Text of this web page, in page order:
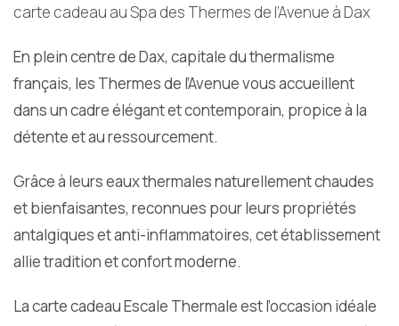
carte cadeau au Spa des Thermes de l’Avenue à Dax
En plein centre de Dax, capitale du thermalisme
français, les Thermes de l’Avenue vous accueillent
dans un cadre élégant et contemporain, propice à la
détente et au ressourcement.
Grâce à leurs eaux thermales naturellement chaudes
et bienfaisantes, reconnues pour leurs propriétés
antalgiques et anti-inflammatoires, cet établissement
allie tradition et confort moderne.
La carte cadeau Escale Thermale est l’occasion idéale